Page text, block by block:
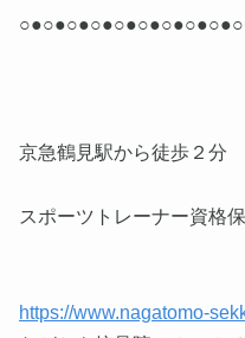
京急鶴見駅から徒歩２分
スポーツトレーナー資格
https://www.nagatomo-